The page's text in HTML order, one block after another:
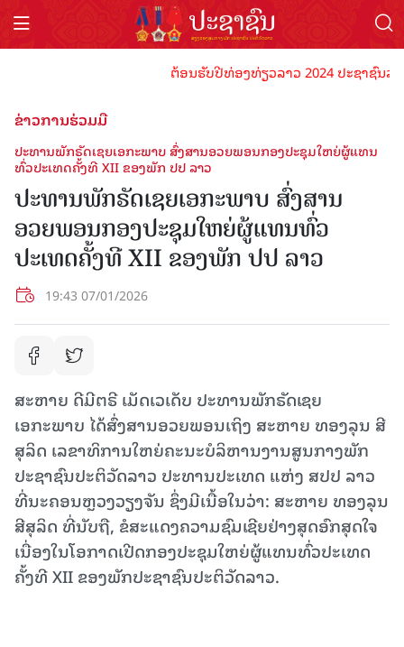
ຕ້ອນຮັບປີທ່ອງທ່ຽວລາວ 2024 ປະຊາຊົນລ
ຂ່າວການຮ່ວມມື
ປະທານພັກຣັດເຊຍເອກະພາບ ສົ່ງສານອວຍພອນກອງປະຊຸມໃຫຍ່ຜູ້ແທນ
ທົ່ວປະເທດຄັ້ງທີ XII ຂອງພັກ ປປ ລາວ
ປະທານພັກຣັດເຊຍເອກະພາບ ສົ່ງສານ
ອວຍພອນກອງປະຊຸມໃຫຍ່ຜູ້ແທນທົ່ວ
ປະເທດຄັ້ງທີ XII ຂອງພັກ ປປ ລາວ
19:43 07/01/2026
ສະຫາຍ ດີມີຕຣີ ເມັດເວເດັບ ປະທານພັກຣັດເຊຍ
ເອກະພາບ ໄດ້ສົ່ງສານອວຍພອນເຖິງ ສະຫາຍ ທອງລຸນ ສີ
ສຸລິດ ເລຂາທິການໃຫຍ່ຄະນະບໍລິຫານງານສູນກາງພັກ
ປະຊາຊົນປະຕິວັດລາວ ປະທານປະເທດ ແຫ່ງ ສປປ ລາວ
ທີ່ນະຄອນຫຼວງວຽງຈັນ ຊຶ່ງມີເນື້ອໃນວ່າ: ສະຫາຍ ທອງລຸນ
ສີສຸລິດ ທີ່ນັບຖື, ຂໍສະແດງຄວາມຊົມເຊີຍຢ່າງສຸດອົກສຸດໃຈ
ເນື່ອງໃນໂອກາດເປີດກອງປະຊຸມໃຫຍ່ຜູ້ແທນທົ່ວປະເທດ
ຄັ້ງທີ XII ຂອງພັກປະຊາຊົນປະຕິວັດລາວ.